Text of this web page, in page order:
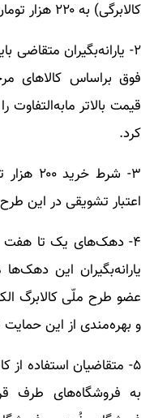
کالابرگی) به ۲۲۰ هزار تومان افزایش می‌یابد.
۲- یارانه‌بگیران متقاضی
فوق براساس کالا‌های
قیمت بالاتر
کرد.
اعتبار تشویقی در این
۴- دهک‌های یک تا هفت
یارانه‌بگیران این
عضو طرح ملّی کالابرگ
و بهره‌مندی از این
۵- متقاضیان استفاده از